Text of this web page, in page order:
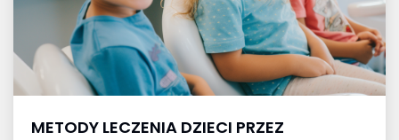
METODY LECZENIA DZIECI PRZEZ